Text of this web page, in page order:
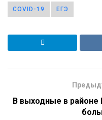
COVID-19 ЕГЭ
В выходные в районе